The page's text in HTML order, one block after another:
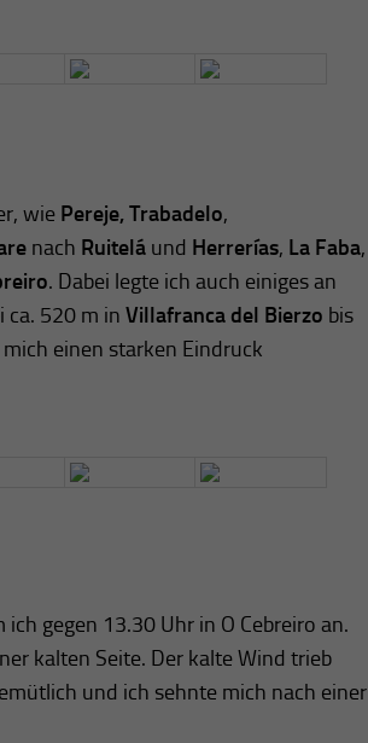
wie Pereje, Trabadelo,
nach Ruitelá und Herrerías, La Faba,
. Dabei legte ich auch einiges an
ca. 520 m in Villafranca del Bierzo bis
einen starken Eindruck
gegen 13.30 Uhr in O Cebreiro an.
kalten Seite. Der kalte Wind trieb
und ich sehnte mich nach einer